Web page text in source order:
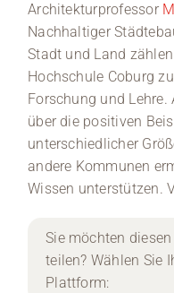
Architekturprofessor
Nachhaltiger
Stadt und Land
Hochschule Coburg
Forschung und
über die positiven
unterschiedlicher
andere Kommunen
Wissen unterstützen.
Sie möchten
teilen? Wählen Sie
Plattform: